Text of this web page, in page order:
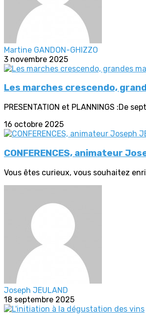
Martine GANDON-GHIZZO
3 novembre 2025
Les marches crescendo,
PRESENTATION et PLANNINGS :De
16 octobre 2025
CONFERENCES, animateur
Vous êtes curieux, vous souhaitez
Joseph JEULAND
18 septembre 2025